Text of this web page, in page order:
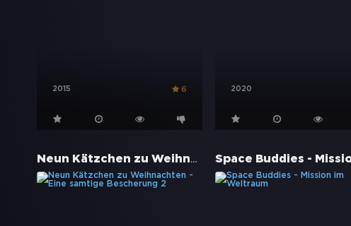
2015 6 2020
Neun Kätzchen zu Weihnachten - Eine samtige Bescherung 2